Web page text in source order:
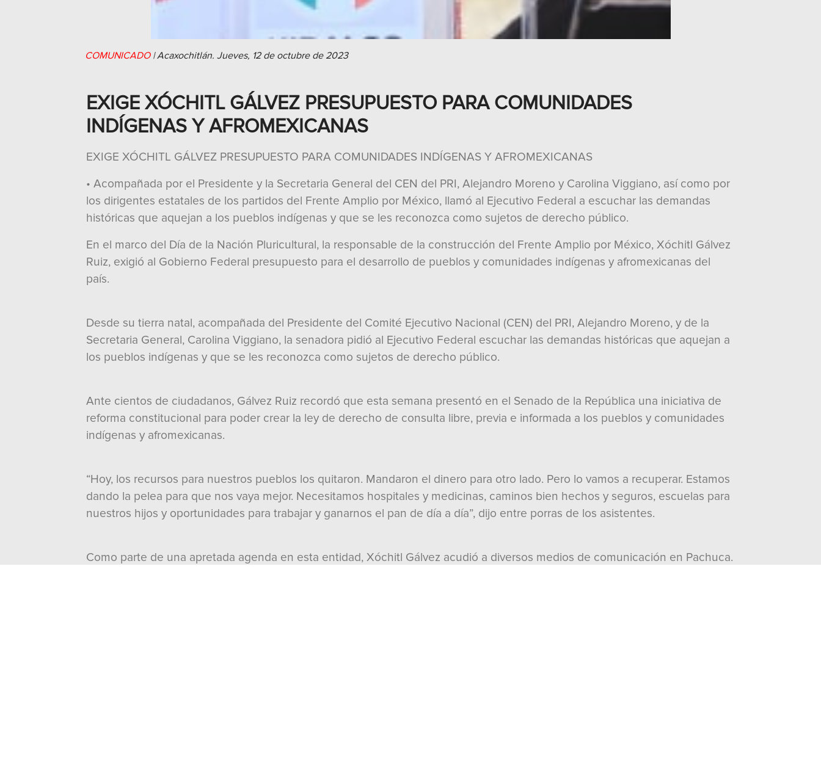
COMUNICADO|Acaxochitlán. Jueves, 12 de octubre de 2023
EXIGE XÓCHITL GÁLVEZ PRESUPUESTO PARA COMUNIDADES
INDÍGENAS Y AFROMEXICANAS
EXIGE XÓCHITL GÁLVEZ PRESUPUESTO PARA COMUNIDADES INDÍGENAS Y AFROMEXICANAS
• Acompañada por el Presidente y la Secretaria General del CEN del PRI, Alejandro Moreno y Carolina Viggiano, así como por
los dirigentes estatales de los partidos del Frente Amplio por México, llamó al Ejecutivo Federal a escuchar las demandas
históricas que aquejan a los pueblos indígenas y que se les reconozca como sujetos de derecho público.
En el marco del Día de la Nación Pluricultural, la responsable de la construcción del Frente Amplio por México, Xóchitl Gálvez
Ruiz, exigió al Gobierno Federal presupuesto para el desarrollo de pueblos y comunidades indígenas y afromexicanas del
país.
Desde su tierra natal, acompañada del Presidente del Comité Ejecutivo Nacional (CEN) del PRI, Alejandro Moreno, y de la
Secretaria General, Carolina Viggiano, la senadora pidió al Ejecutivo Federal escuchar las demandas históricas que aquejan a
los pueblos indígenas y que se les reconozca como sujetos de derecho público.
Ante cientos de ciudadanos, Gálvez Ruiz recordó que esta semana presentó en el Senado de la República una iniciativa de
reforma constitucional para poder crear la ley de derecho de consulta libre, previa e informada a los pueblos y comunidades
indígenas y afromexicanas.
“Hoy, los recursos para nuestros pueblos los quitaron. Mandaron el dinero para otro lado. Pero lo vamos a recuperar. Estamos
dando la pelea para que nos vaya mejor. Necesitamos hospitales y medicinas, caminos bien hechos y seguros, escuelas para
nuestros hijos y oportunidades para trabajar y ganarnos el pan de día a día”, dijo entre porras de los asistentes.
Como parte de una apretada agenda en esta entidad, Xóchitl Gálvez acudió a diversos medios de comunicación en Pachuca.